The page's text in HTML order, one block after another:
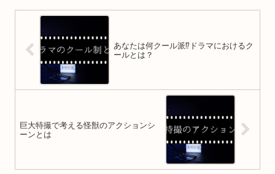
あなたは何クール派⁉ドラマにおけるク
ールとは？
巨大特撮で考える怪獣のアクションシ
ーンとは